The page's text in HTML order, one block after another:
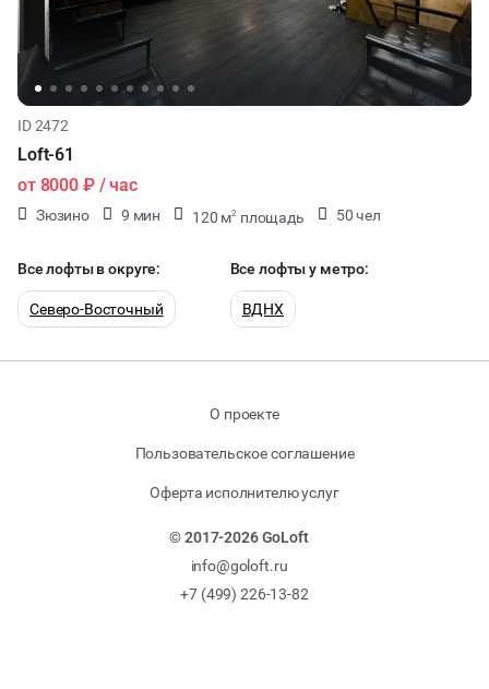
ID 2472
Loft-61
от 8000 ₽/ час
Зюзино 9 мин 120 м2 площадь
50 чел
Все лофты в округе:
Северо-Восточный
Все лофты у метро:
ВДНХ
О проекте
Пользовательское соглашение
Оферта исполнителю услуг
© 2017-2026 GoLoft
info@goloft.ru
+7 (499) 226-13-82